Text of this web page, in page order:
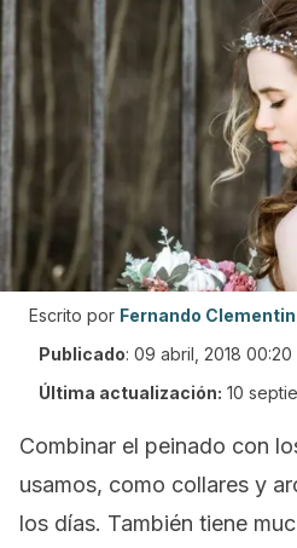
Escrito por Fernando Clementin
Publicado: 09 abril, 2018 00:20
Última actualización: 10
Combinar el peinado con
usamos, como collares y
los días. También tiene